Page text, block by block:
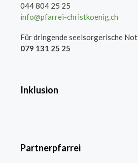
044 804 25 25
info@pfarrei-christkoenig.ch
Für dringende seelsorgerische
079 131 25 25
Inklusion
Partnerpfarrei